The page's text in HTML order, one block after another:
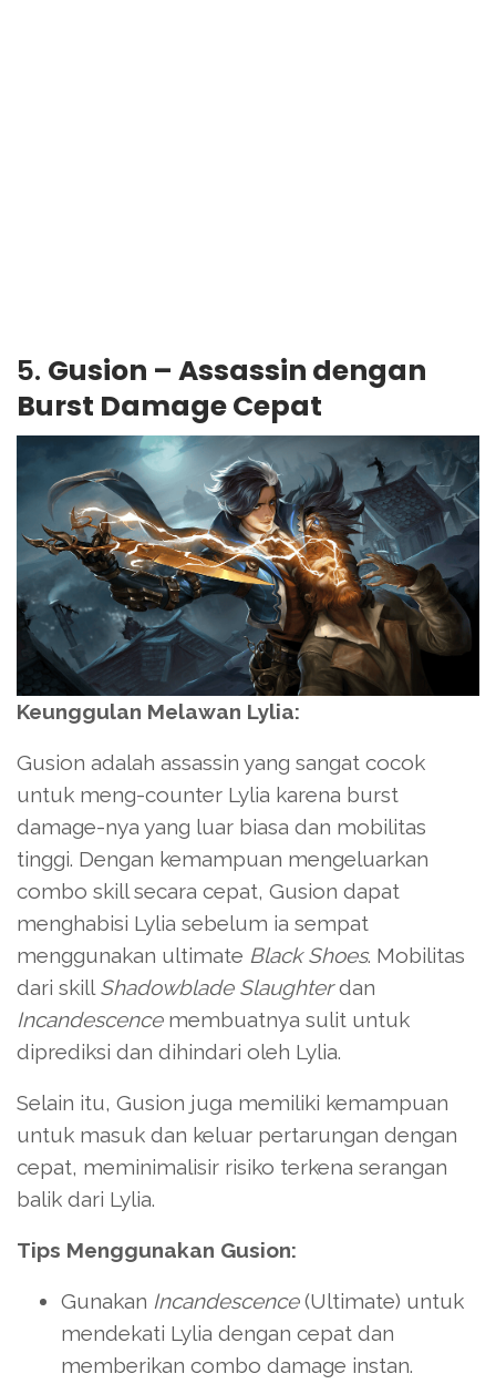
5. Gusion – Assassin dengan
Burst Damage Cepat
Keunggulan Melawan Lylia:
Gusion adalah assassin yang sangat cocok
untuk meng-counter Lylia karena burst
damage-nya yang luar biasa dan mobilitas
tinggi. Dengan kemampuan mengeluarkan
combo skill secara cepat, Gusion dapat
menghabisi Lylia sebelum ia sempat
menggunakan ultimate Black Shoes. Mobilitas
dari skill Shadowblade Slaughterdan
Incandescencemembuatnya sulit untuk
diprediksi dan dihindari oleh Lylia.
Selain itu, Gusion juga memiliki kemampuan
untuk masuk dan keluar pertarungan dengan
cepat, meminimalisir risiko terkena serangan
balik dari Lylia.
Tips Menggunakan Gusion:
Gunakan Incandescence(Ultimate) untuk
mendekati Lylia dengan cepat dan
memberikan combo damage instan.